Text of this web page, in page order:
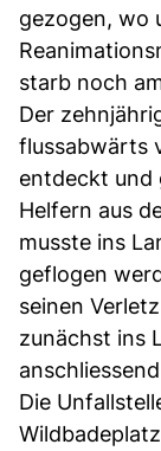
gezogen, wo
starb noch
Der
flussabwärts
entdeckt und
Helfern aus
musste ins
geflogen
seinen
zunächst ins
Die